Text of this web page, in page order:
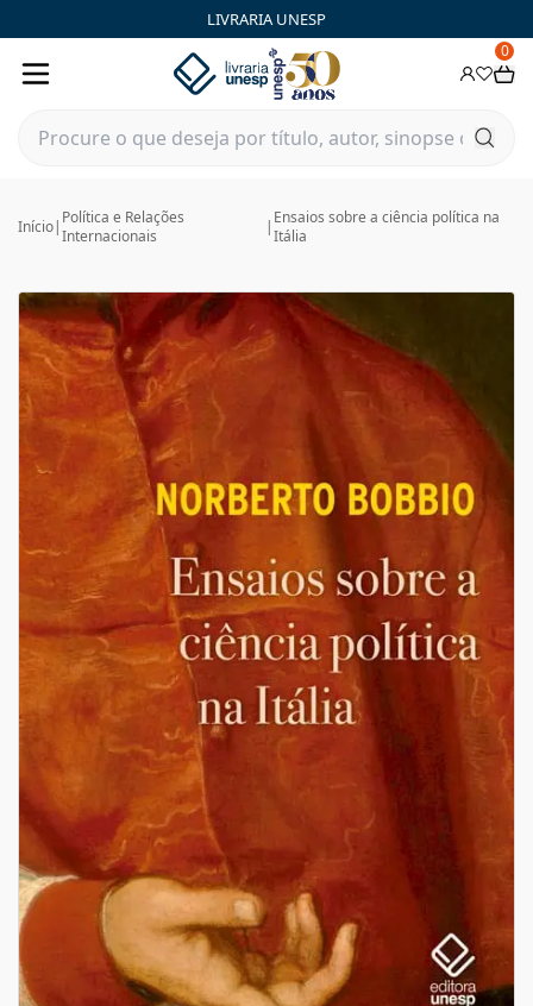
LIVRARIA UNESP
0
Início| Política e Relações
Internacionais
| Ensaios sobre a ciência política na
Itália